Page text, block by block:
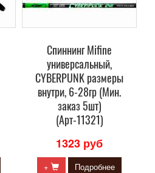
Спиннинг Mifine
универсальный,
CYBERPUNK размеры
внутри, 6-28гр (Мин.
заказ 5шт)
(Арт-11321)
1323 руб
+ Подробнее